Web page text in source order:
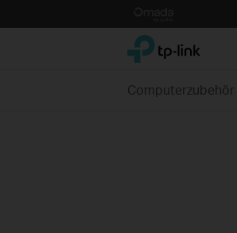
to
TP-Link, Reliably Smart
Computerzubehör